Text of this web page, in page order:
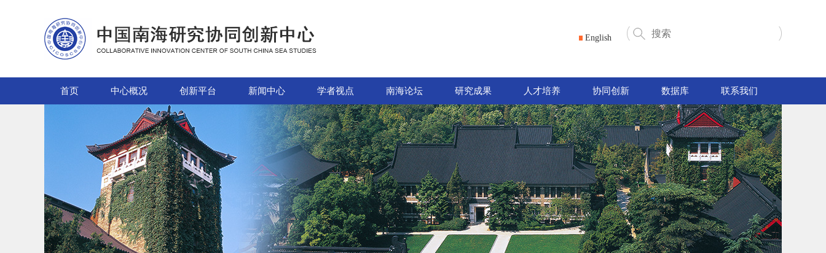
English
首页 中心概况 创新平台 新闻中心 学者视点 南海论坛 研究成果 人才培养 协同创新 数据库 联系我们